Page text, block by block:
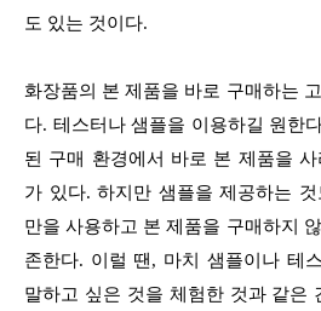
도 있는 것이다.
화장품의 본 제품을 바로 구매하는
다. 테스터나 샘플을 이용하길 원한
된 구매 환경에서 바로 본 제품을
가 있다. 하지만 샘플을 제공하는
만을 사용하고 본 제품을 구매하지
존한다. 이럴 땐, 마치 샘플이나 테
말하고 싶은 것을 체험한 것과 같은